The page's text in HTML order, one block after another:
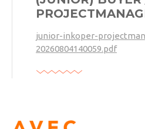
junior-inkoper-
20260804140059.pdf